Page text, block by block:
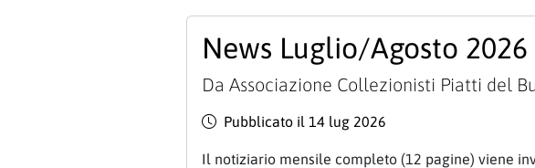
News Luglio/Agosto 2026
Da Associazione Collezionisti Piatti del
Pubblicato il 14 lug 2026
Il notiziario mensile completo (12 pagine) viene